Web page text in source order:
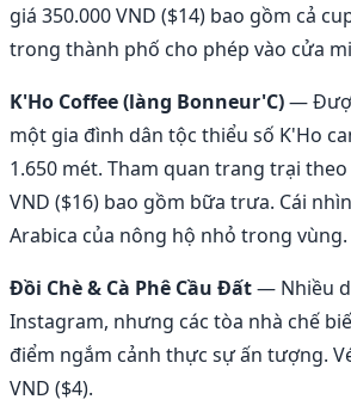
giá 350.000 VND ($14) bao gồm cả
trong thành phố cho phép vào cửa
K'Ho Coffee (làng Bonneur'C)—
một gia đình dân tộc thiểu số K'Ho
1.650 mét. Tham quan trang trại theo
VND ($16) bao gồm bữa trưa. Cái
Arabica của nông hộ nhỏ trong vùng.
Đồi Chè & Cà Phê Cầu Đất— Nhiều
Instagram, nhưng các tòa nhà chế
điểm ngắm cảnh thực sự ấn tượng.
VND ($4).